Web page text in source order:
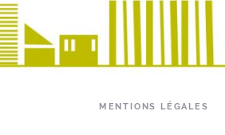
MENTIONS LÉGALES